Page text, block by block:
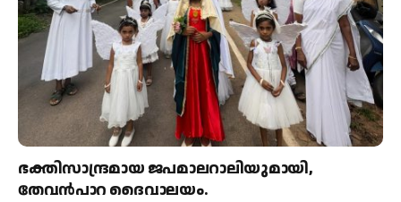
ഭക്തിസാന്ദ്രമായ ജപമാലറാലിയുമായി,
തേവൻപാറ ദൈവാലയം.